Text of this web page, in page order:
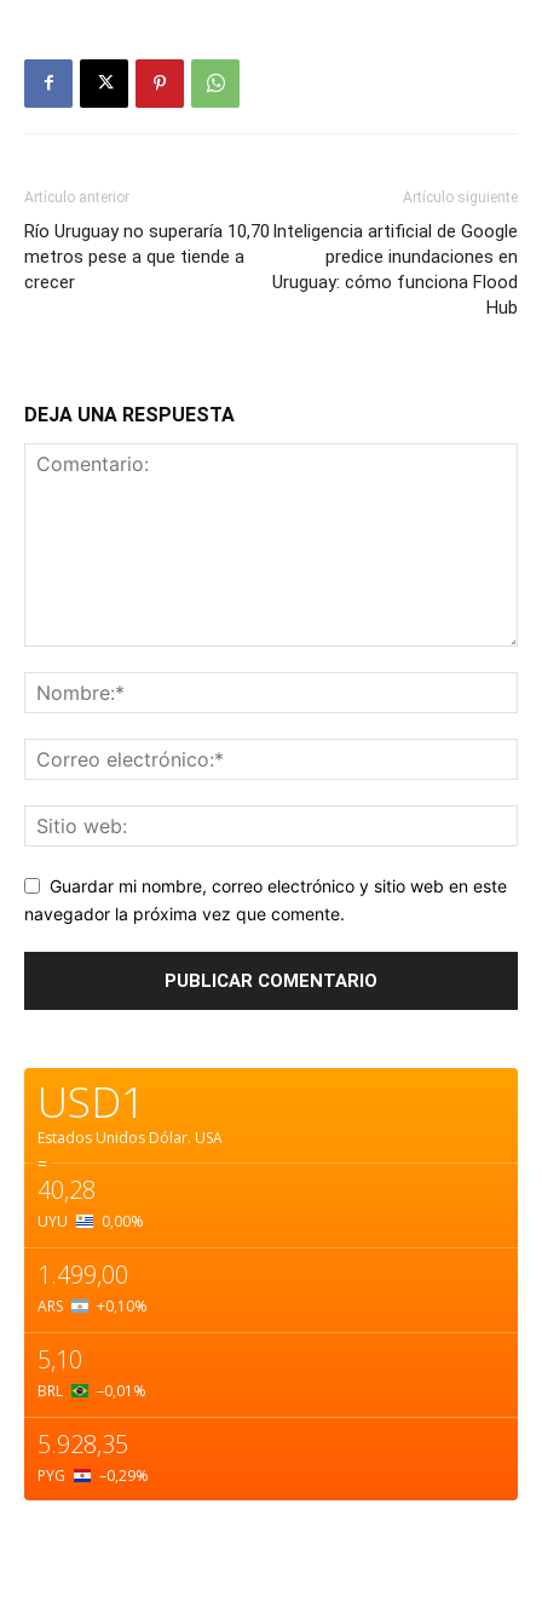
Artículo anterior
Río Uruguay no superaría 10,70
metros pese a que tiende a
crecer
Artículo siguiente
Inteligencia artificial de Google
predice inundaciones en
Uruguay: cómo funciona Flood
Hub
DEJA UNA RESPUESTA
Guardar mi nombre, correo electrónico y sitio web en este
navegador la próxima vez que comente.
USD1
Estados Unidos Dólar. USA
=
40,28
UYU 0,00%
1.499,00
ARS +0,10%
5,10
BRL –0,01 %
5.928,35
PYG –0,29%